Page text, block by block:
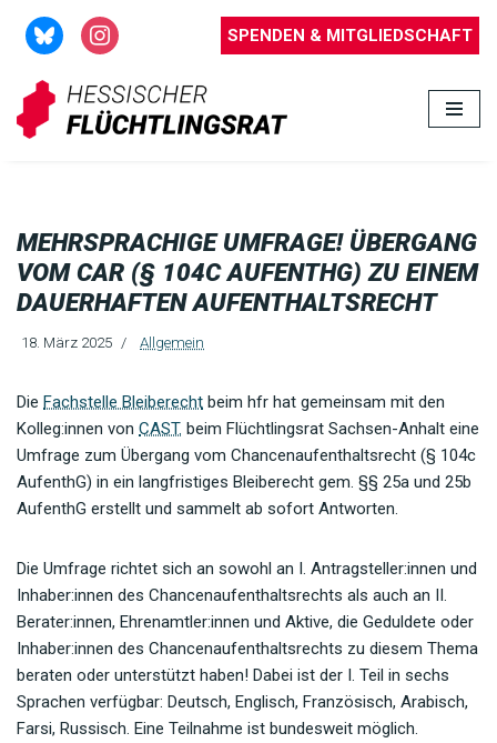
Zum
Inhalt
springen
SPENDEN & MITGLIEDSCHAFT
MEHRSPRACHIGE UMFRAGE! ÜBERGANG
VOM CAR (§ 104C AUFENTHG) ZU EINEM
DAUERHAFTEN AUFENTHALTSRECHT
18. März 2025 Allgemein
Die Fachstelle Bleiberecht beim hfr hat gemeinsam mit den
Kolleg:innen von CAST. beim Flüchtlingsrat Sachsen-Anhalt eine
Umfrage zum Übergang vom Chancenaufenthaltsrecht (§ 104c
AufenthG) in ein langfristiges Bleiberecht gem. §§ 25a und 25b
AufenthG erstellt und sammelt ab sofort Antworten.
Die Umfrage richtet sich an sowohl an I. Antragsteller:innen und
Inhaber:innen des Chancenaufenthaltsrechts als auch an II.
Berater:innen, Ehrenamtler:innen und Aktive, die Geduldete oder
Inhaber:innen des Chancenaufenthaltsrechts zu diesem Thema
beraten oder unterstützt haben! Dabei ist der I. Teil in sechs
Sprachen verfügbar: Deutsch, Englisch, Französisch, Arabisch,
Farsi, Russisch. Eine Teilnahme ist bundesweit möglich.